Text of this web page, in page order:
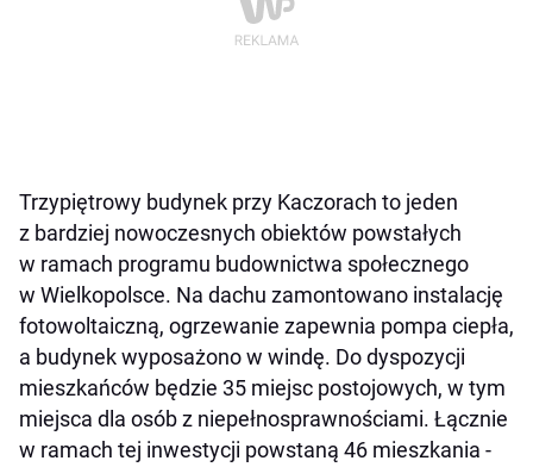
Trzypiętrowy budynek przy Kaczorach to jeden
z bardziej nowoczesnych obiektów powstałych
w ramach programu budownictwa społecznego
w Wielkopolsce. Na dachu zamontowano instalację
fotowoltaiczną, ogrzewanie zapewnia pompa ciepła,
a budynek wyposażono w windę. Do dyspozycji
mieszkańców będzie 35 miejsc postojowych, w tym
miejsca dla osób z niepełnosprawnościami. Łącznie
w ramach tej inwestycji powstaną 46 mieszkania -